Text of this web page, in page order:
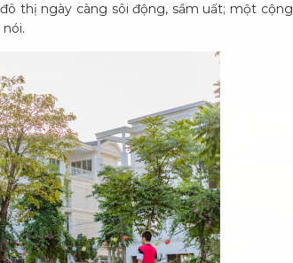
thị ngày càng sôi động, sầm uất; một cộng